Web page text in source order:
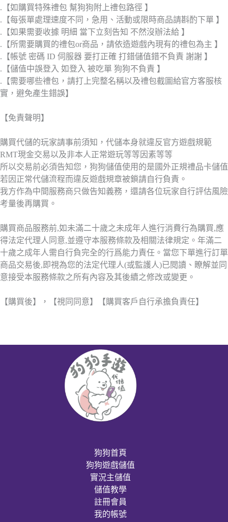
.【如購買特殊禮包 幫狗狗附上禮包路徑 】
.【每張單處理速度不同，急用、活動或限時商品請斟酌下單 】
.【如果需要收據 明細 當下立刻告知 不然沒辦法給 】
.【所需要購買的禮包or商品，請依造遊戲內現有的禮包為主 】
.【帳號 密碼 ID 伺服器 要打正確 打錯儲值錯不負責 謝謝 】
.【儲值中誤登入 如登入 被吃單 狗狗不負責 】
.【需要哪些禮包，請打上完整名稱以及禮包截圖給官方客服核
實，避免產生錯誤】
【免責聲明】
購買代儲的玩家請事前須知，代儲本身就違反官方遊戲規範
RMT現金交易以及非本人正常遊玩等等因素等等
所以交易前必須告知您，狗狗儲值使用的是國外正規禮品卡儲值
若因正常代儲流程而違反遊戲規章被鎖請自行負責。
我方作為中間服務商只做告知義務，還請各位玩家自行評估風險
考量後再購買。
購買商品服務前,如未滿二十歲之未成年人進行消費行為購買,應
得法定代理人同意,並遵守本服務條款及相關法律規定。年滿二
十歲之成年人需自行負完全的行爲能力責任。當您下單進行訂單
商品交易後,即視為您的法定代理人(或監護人)已閱讀、瞭解並同
意接受本服務條款之所有內容及其後續之修改或變更。
【購買後】，【視同同意】【購買客戶自行承擔負責任】
狗狗首頁
狗狗遊戲儲值
實況主儲值
儲值教學
註冊會員
我的帳號